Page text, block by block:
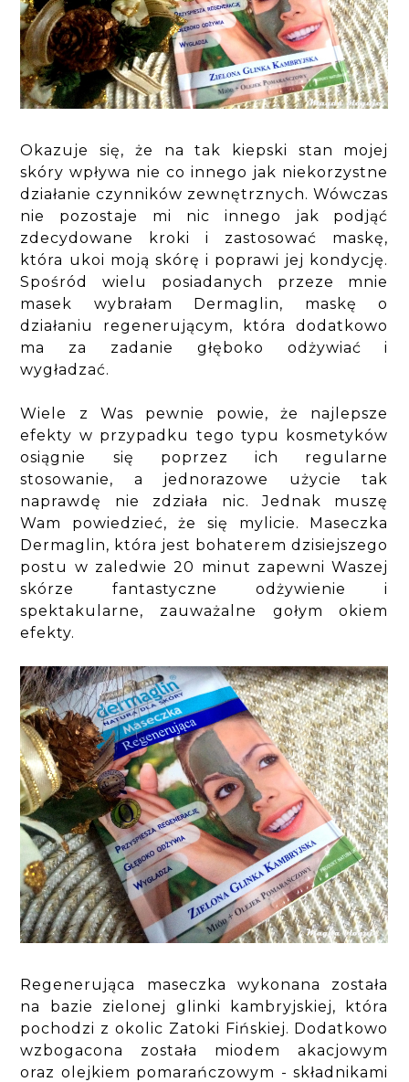
Okazuje się, że na tak kiepski stan mojej
skóry wpływa nie co innego jak niekorzystne
działanie czynników zewnętrznych. Wówczas
nie pozostaje mi nic innego jak podjąć
zdecydowane kroki i zastosować maskę,
która ukoi moją skórę i poprawi jej kondycję.
Spośród wielu posiadanych przeze mnie
masek wybrałam Dermaglin, maskę o
działaniu regenerującym, która dodatkowo
ma za zadanie głęboko odżywiać i
wygładzać.
Wiele z Was pewnie powie, że najlepsze
efekty w przypadku tego typu kosmetyków
osiągnie się poprzez ich regularne
stosowanie, a jednorazowe użycie tak
naprawdę nie zdziała nic. Jednak muszę
Wam powiedzieć, że się mylicie. Maseczka
Dermaglin, która jest bohaterem dzisiejszego
postu w zaledwie 20 minut zapewni Waszej
skórze fantastyczne odżywienie i
spektakularne, zauważalne gołym okiem
efekty.
Regenerująca maseczka wykonana została
na bazie zielonej glinki kambryjskiej, która
pochodzi z okolic Zatoki Fińskiej. Dodatkowo
wzbogacona została miodem akacjowym
oraz olejkiem pomarańczowym - składnikami